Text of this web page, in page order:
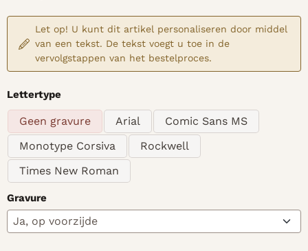
Let op! U kunt dit artikel personaliseren door middel
van een tekst. De tekst voegt u toe in de
vervolgstappen van het bestelproces.
Maak een keuze voor
Lettertype
Geen gravure Arial
Comic Sans MS
Monotype Corsiva
Rockwell
Times New Roman
Gravure